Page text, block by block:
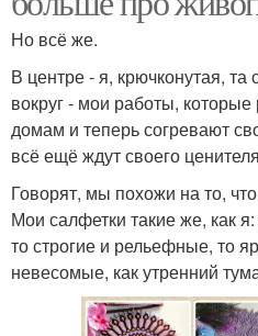
Но всё же.
В центре - я, крючконутая,
вокруг - мои работы,
домам и теперь согревают
всё ещё ждут своего
Говорят, мы похожи на то,
Мои салфетки такие же, как
то строгие и рельефные, то
невесомые, как утренний